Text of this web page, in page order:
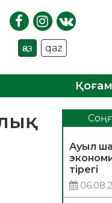
қаз qaz
Қоғам
Ауыл
тірегі